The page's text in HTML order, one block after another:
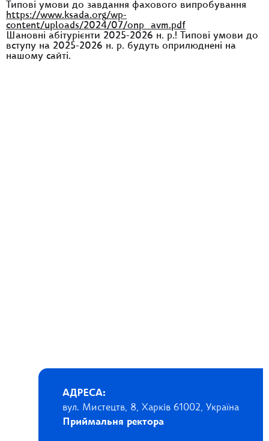
Типові умови до завдання фахового випробування
https://www.ksada.org/wp-
content/uploads/2024/07/onp_avm.pdf
Шановні абітурієнти 2025-2026 н. р.! Типові умови до
вступу на 2025-2026 н. р. будуть оприлюднені на
нашому сайті.
АДРЕСА:
вул. Мистецтв, 8, Харків 61002, Україна
Приймальня ректора